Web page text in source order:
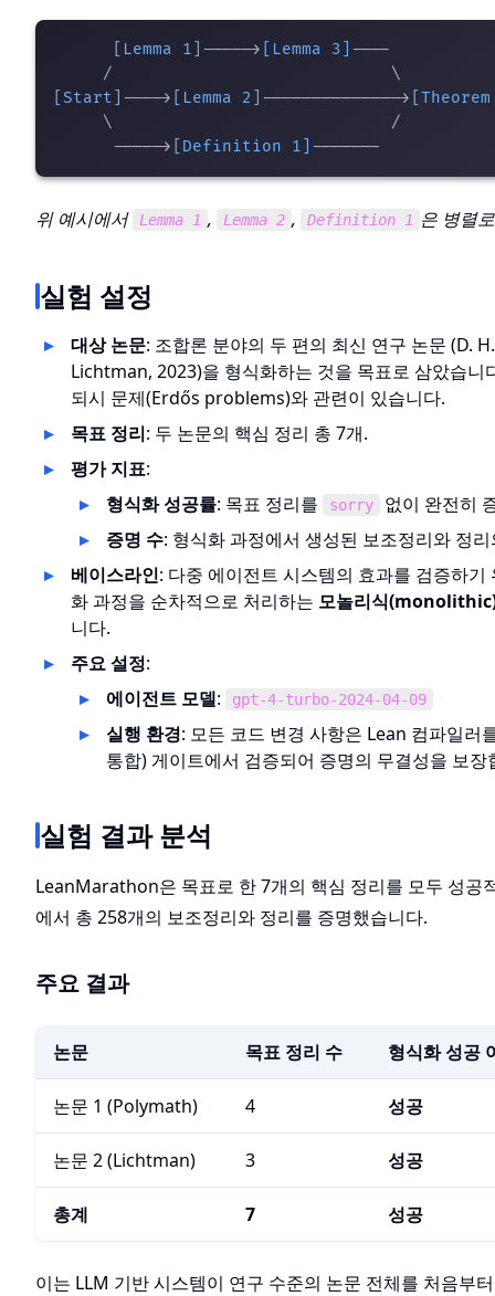
[Lemma 1] -----> [Lemma 3] ----
[Start] ----> [Lemma 2] -------------->
     \                            /
      ----->
[Definition 1]
위 예시에서 Lemma 1 , Lemma 2 , Definition 1 은 병렬
실험 설정
대상 논문: 조합론 분야의 두 편의 최신 연구 논문 (D.
Lichtman, 2023)을 형식화하는 것을 목표로 삼았습니
되시 문제(Erdős problems)와 관련이 있습니다.
목표 정리: 두 논문의 핵심 정리 총 7개.
평가 지표:
형식화 성공률: 목표 정리를 sorry
없이 완전히
증명 수: 형식화 과정에서 생성된 보조정리와 정
베이스라인: 다중 에이전트 시스템의 효과를 검증하
화 과정을 순차적으로 처리하는 모놀리식
니다.
주요 설정:
에이전트 모델: gpt-4-turbo-2024-04-09
실행 환경: 모든 코드 변경 사항은 Lean 컴파일러
통합) 게이트에서 검증되어 증명의 무결성을 보장
실험 결과 분석
LeanMarathon은 목표로 한 7개의 핵심 정리를 모두 성공
에서 총 258개의 보조정리와 정리를 증명했습니다.
주요 결과
논문 목표 정리 수 형식화 성공
논문 1 (Polymath) 4 성공
논문 2 (Lichtman) 3 성공
총계 7 성공
이는 LLM 기반 시스템이 연구 수준의 논문 전체를 처음부